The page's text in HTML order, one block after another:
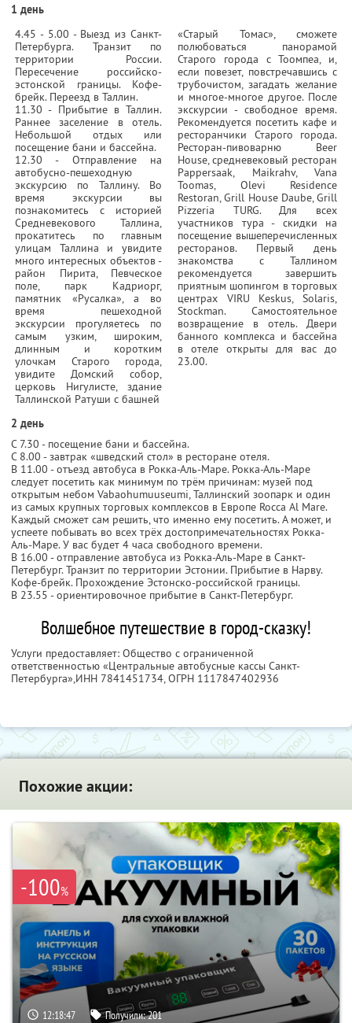
1 день
4.45 - 5.00 - Выезд из Санкт-
Петербурга. Транзит по
территории России.
Пересечение российско-
эстонской границы. Кофе-
брейк. Переезд в Таллин.
11.30 - Прибытие в Таллин.
Раннее заселение в отель.
Небольшой отдых или
посещение бани и бассейна.
12.30 - Отправление на
автобусно-пешеходную
экскурсию по Таллину. Во
время экскурсии вы
познакомитесь с историей
Средневекового Таллина,
прокатитесь по главным
улицам Таллина и увидите
много интересных объектов -
район Пирита, Певческое
поле, парк Кадриорг,
памятник «Русалка», а во
время пешеходной
экскурсии прогуляетесь по
самым узким, широким,
длинным и коротким
улочкам Старого города,
увидите Домский собор,
церковь Нигулисте, здание
Таллинской Ратуши с башней
«Старый Томас», сможете
полюбоваться панорамой
Старого города с Тоомпеа, и,
если повезет, повстречавшись с
трубочистом, загадать желание
и многое-многое другое. После
экскурсии - свободное время.
Рекомендуется посетить кафе и
ресторанчики Старого города.
Ресторан-пивоварню Beer
House, средневековый ресторан
Pappersaak, Maikrahv, Vana
Toomas, Olevi Residence
Restoran, Grill House Daube, Grill
Pizzeria TURG. Для всех
участников тура - скидки на
посещение вышеперечисленных
ресторанов. Первый день
знакомства с Таллином
рекомендуется завершить
приятным шопингом в торговых
центрах VIRU Keskus, Solaris,
Stockman. Самостоятельное
возвращение в отель. Двери
банного комплекса и бассейна
в отеле открыты для вас до
23.00.
2 день
С 7.30 - посещение бани и бассейна.
С 8.00 - завтрак «шведский стол» в ресторане отеля.
В 11.00 - отъезд автобуса в Рокка-Аль-Маре. Рокка-Аль-Маре
следует посетить как минимум по трём причинам: музей под
открытым небом Vabaohumuuseumi, Таллинский зоопарк и один
из самых крупных торговых комплексов в Европе Rocca Al Mare.
Каждый сможет сам решить, что именно ему посетить. А может, и
успеете побывать во всех трёх достопримечательностях Рокка-
Аль-Маре. У вас будет 4 часа свободного времени.
В 16.00 - отправление автобуса из Рокка-Аль-Маре в Санкт-
Петербург. Транзит по территории Эстонии. Прибытие в Нарву.
Кофе-брейк. Прохождение Эстонско-российской границы.
В 23.55 - ориентировочное прибытие в Санкт-Петербург.
Волшебное путешествие в город-сказку!
Услуги предоставляет: Общество с ограниченной
ответственностью «Центральные автобусные кассы Санкт-
Петербурга»,ИНН 7841451734, ОГРН 1117847402936
Похожие акции:
-100%
12:18:46 Получили:201